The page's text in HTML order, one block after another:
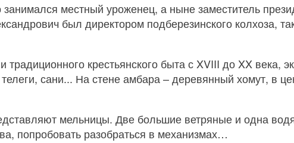
местный уроженец, а ныне заместитель
был директором подберезинского колхоза,
крестьянского быта с XVIII до XX века,
сани... На стене амбара – деревянный хомут, в
мельницы. Две большие ветряные и одна
попробовать разобраться в механизмах…